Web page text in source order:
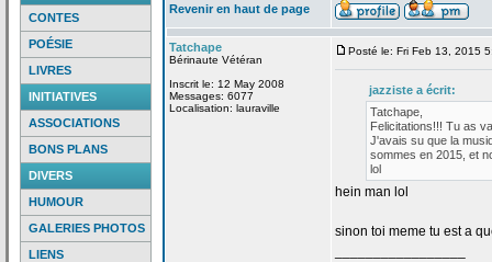
CONTES
POÉSIE
LIVRES
INITIATIVES
ASSOCIATIONS
BONS PLANS
DIVERS
HUMOUR
GALERIES PHOTOS
LIENS
Revenir en haut de page
Tatchape
Bérinaute Vétéran
Inscrit le: 12 May 2008
Messages: 6077
Localisation: lauraville
Posté le: Fri Feb 13, 2015
jazziste a écrit:
Tatchape,
Felicitations!!! Tu as
J'avais su que la
sommes en 2015, et
lol
hein man lol
sinon toi meme tu est a